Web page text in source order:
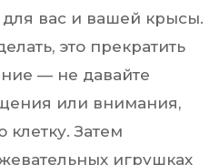
вас и вашей крысы.
это прекратить
— не давайте
или внимания,
клетку. Затем
игрушках